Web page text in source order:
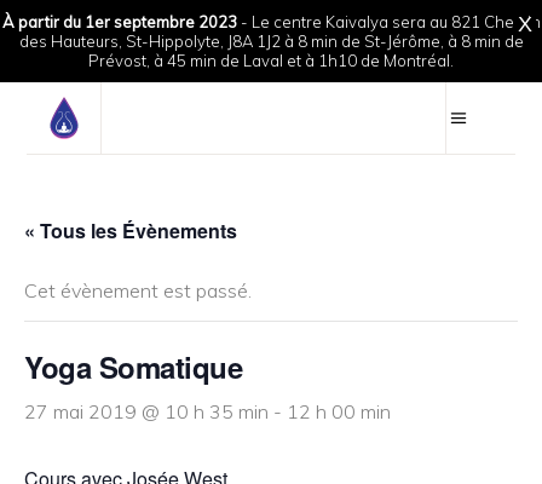
X
À partir du 1er septembre 2023- Le centre Kaivalya sera au 821 Chemin
des Hauteurs, St-Hippolyte, J8A 1J2 à 8 min de St-Jérôme, à 8 min de
Prévost, à 45 min de Laval et à 1h10 de Montréal.
« Tous les Évènements
Cet évènement est passé.
Yoga Somatique
27 mai 2019 @ 10 h 35 min - 12 h 00 min